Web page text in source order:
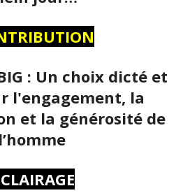
: Un choix dicté et
l'engagement, la
et la générosité de
l’homme